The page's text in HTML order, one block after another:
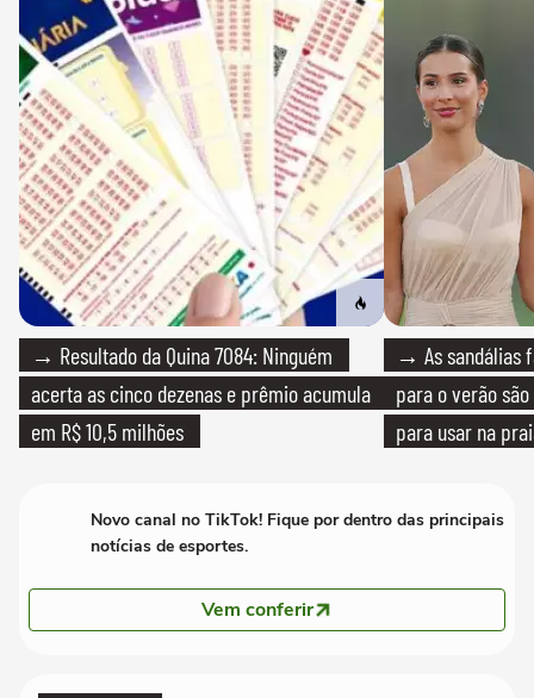
→ Resultado da Quina 7084: Ninguém
acerta as cinco dezenas e prêmio acumula
em R$ 10,5 milhões
→ As sandálias
para o verão
para usar na
Novo canal no TikTok! Fique por dentro das principais
notícias de esportes.
Vem conferir